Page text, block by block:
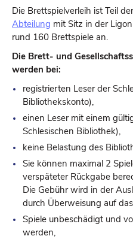
Die Brettspielverleih ist Teil
Abteilung mit Sitz in der
rund 160 Brettspiele an.
Die Brett- und
werden bei:
registrierten Leser der
Bibliothekskonto),
einen Leser mit einem
Schlesischen Bibliothek),
keine Belastung des
Sie können maximal 2
verspäteter Rückgabe
Die Gebühr wird in der
durch Überweisung auf
Spiele unbeschädigt und
werden,